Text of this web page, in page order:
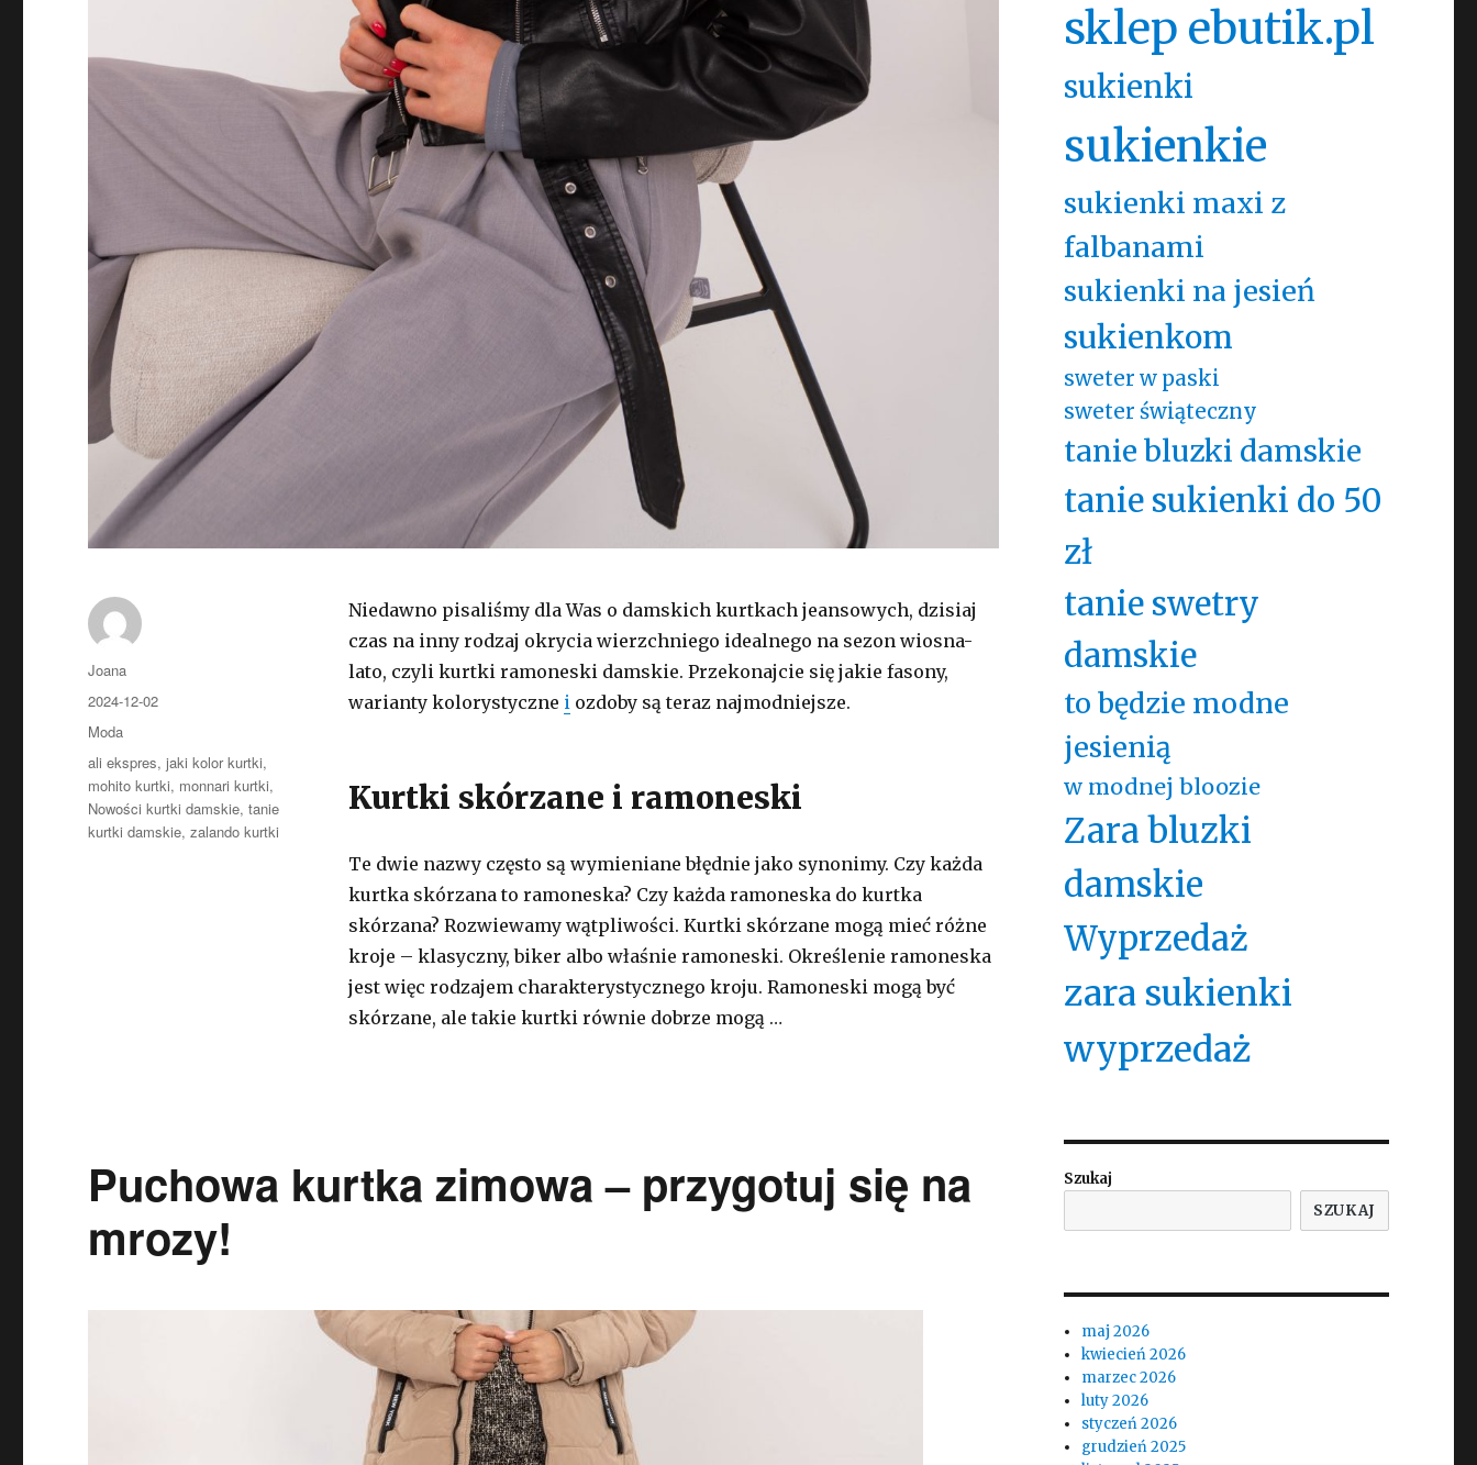
Niedawno pisaliśmy dla Was o damskich kurtkach jeansowych, dzisiaj
czas na inny rodzaj okrycia wierzchniego idealnego na sezon wiosna-
lato, czyli kurtki ramoneski damskie. Przekonajcie się jakie fasony,
warianty kolorystyczne i ozdoby są teraz najmodniejsze.
Kurtki skórzane i ramoneski
Te dwie nazwy często są wymieniane błędnie jako synonimy. Czy każda
kurtka skórzana to ramoneska? Czy każda ramoneska do kurtka
skórzana? Rozwiewamy wątpliwości. Kurtki skórzane mogą mieć różne
kroje – klasyczny, biker albo właśnie ramoneski. Określenie ramoneska
jest więc rodzajem charakterystycznego kroju. Ramoneski mogą być
skórzane, ale takie kurtki równie dobrze mogą …
Autor
Joana
Opublikowano
2024-12-02
Kategorie
Moda
Tagi
ali ekspres,jaki kolor kurtki,
mohito kurtki, monnari kurtki,
Nowości kurtki damskie,tanie
kurtki damskie,zalando kurtki
Puchowa kurtka zimowa – przygotuj się na
mrozy!
sklep ebutik.pl
sukienki
sukienkie
sukienki maxi z
falbanami
sukienki na jesień
sukienkom
sweter w paski
sweter świąteczny
tanie bluzki damskie
tanie sukienki do 50
zł
tanie swetry
damskie
to będzie modne
jesienią
w modnej bloozie
Zara bluzki
damskie
Wyprzedaż
zara sukienki
wyprzedaż
Szukaj
SZUKAJ
maj 2026
kwiecień 2026
marzec 2026
luty 2026
styczeń 2026
grudzień 2025